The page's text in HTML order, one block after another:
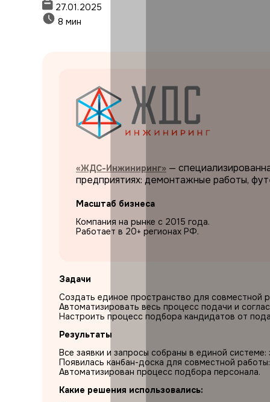
27.01.2025
8 мин
«ЖДС-Инжиниринг» —
предприятиях: демонтажные работы,
Масштаб бизнеса
Компания на рынке с 2015 года.
Работает в 20+ регионах РФ.
Задачи
Создать единое пространство для совместной
Автоматизировать весь процесс подачи и
Настроить процесс подбора кандидатов от
Результаты
Все заявки и запросы собраны в единой
Появилась канбан-доска для совместной
Автоматизирован процесс подбора персонала.
Какие решения использовались: